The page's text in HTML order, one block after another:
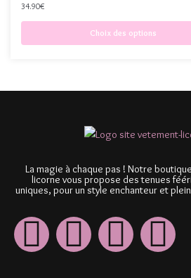
34.90€
Choix des options
La magie à chaque pas ! Notre
licorne vous propose des tenues
uniques, pour un style enchanteur et